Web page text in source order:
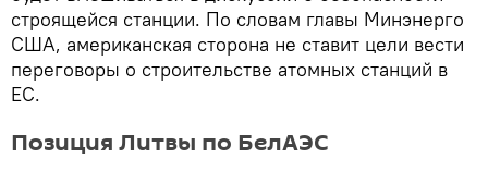
строящейся станции. По словам главы Минэнерго
США, американская сторона не ставит цели вести
переговоры о строительстве атомных станций в
ЕС.
Позиция Литвы по БелАЭС